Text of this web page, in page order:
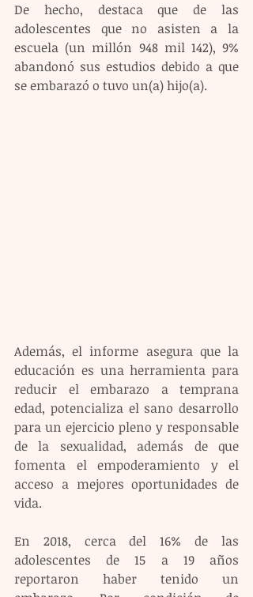
De hecho, destaca que de las
adolescentes que no asisten a la
escuela (un millón 948 mil 142), 9%
abandonó sus estudios debido a que
se embarazó o tuvo un(a) hijo(a).
Además, el informe asegura que la
educación es una herramienta para
reducir el embarazo a temprana
edad, potencializa el sano desarrollo
para un ejercicio pleno y responsable
de la sexualidad, además de que
fomenta el empoderamiento y el
acceso a mejores oportunidades de
vida.
En 2018, cerca del 16% de las
adolescentes de 15 a 19 años
reportaron haber tenido un